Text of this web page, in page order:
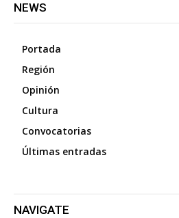
NEWS
Portada
Región
Opinión
Cultura
Convocatorias
Últimas entradas
NAVIGATE